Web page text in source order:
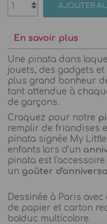
AJOUTER
En savoir plus
Une pinata dans
jouets, des gadgets
plus grand bonheur
tant attendue à
de garçons.
Craquez pour notre
remplir de friandises
pinata signée My
enfants lors d'un
pinata est
un goûter
Dessinée à Paris
de papier et carton
bolduc multicolore.